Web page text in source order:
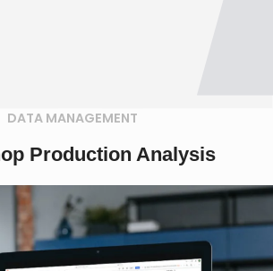
DATA MANAGEMENT
Production Analysis